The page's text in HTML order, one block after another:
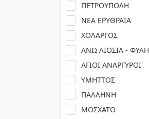
ΠΕΤΡΟΥΠΟΛΗ
ΝΕΑ ΕΡΥΘΡΑΙΑ
ΧΟΛΑΡΓΟΣ
ΑΝΩ ΛΙΟΣΙΑ - ΦΥΛΗ
ΑΓΙΟΙ ΑΝΑΡΓΥΡΟΙ
ΥΜΗΤΤΟΣ
ΠΑΛΛΗΝΗ
ΜΟΣΧΑΤΟ